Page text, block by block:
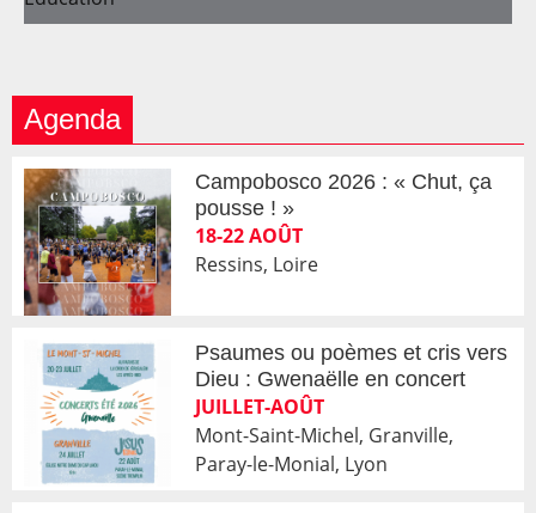
Agenda
Campobosco 2026 : « Chut, ça
pousse ! »
18-22 AOÛT
Ressins, Loire
Psaumes ou poèmes et cris vers
Dieu : Gwenaëlle en concert
JUILLET-AOÛT
Mont-Saint-Michel, Granville,
Paray-le-Monial, Lyon